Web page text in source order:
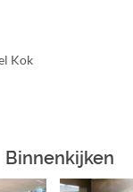
Kok
Binnenkijken